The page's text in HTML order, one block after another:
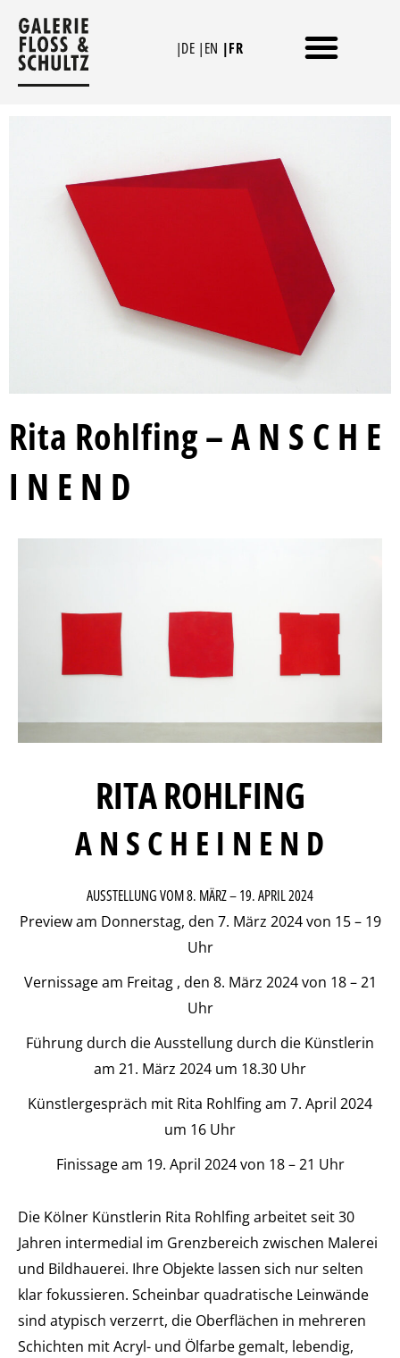
contenu
|DE |EN |FR
Rita Rohlfing – A N S C H E
I N E N D
RITA ROHLFING
A N S C H E I N E N D
AUSSTELLUNG VOM 8. MÄRZ – 19. APRIL 2024
Preview am Donnerstag, den 7. März 2024 von 15 – 19
Uhr
Vernissage am Freitag , den 8. März 2024 von 18 – 21
Uhr
Führung durch die Ausstellung durch die Künstlerin
am 21. März 2024 um 18.30 Uhr
Künstlergespräch mit Rita Rohlfing am 7. April 2024
um 16 Uhr
Finissage am 19. April 2024 von 18 – 21 Uhr
Die Kölner Künstlerin Rita Rohlfing arbeitet seit 30
Jahren intermedial im Grenzbereich zwischen Malerei
und Bildhauerei. Ihre Objekte lassen sich nur selten
klar fokussieren. Scheinbar quadratische Leinwände
sind atypisch verzerrt, die Oberflächen in mehreren
Schichten mit Acryl- und Ölfarbe gemalt, lebendig,